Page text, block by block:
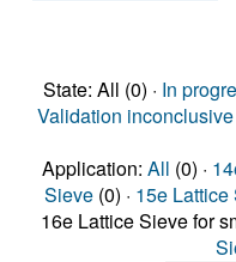
State: All (0) · In
Validation inconclusive
Application: All (0) ·
Sieve (0) · 15e
16e Lattice Sieve for